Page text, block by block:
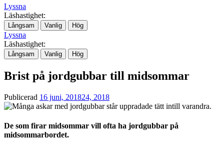
Lyssna
Läshastighet:
Långsam Vanlig Hög
Lyssna
Läshastighet:
Långsam Vanlig Hög
Brist på jordgubbar till midsommar
Publicerad 16 juni, 201824, 2018
De som firar midsommar vill ofta ha jordgubbar på
midsommarbordet.